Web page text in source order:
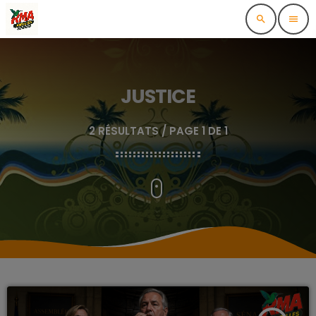
search menu
JUSTICE
2 RÉSULTATS / PAGE 1 DE 1